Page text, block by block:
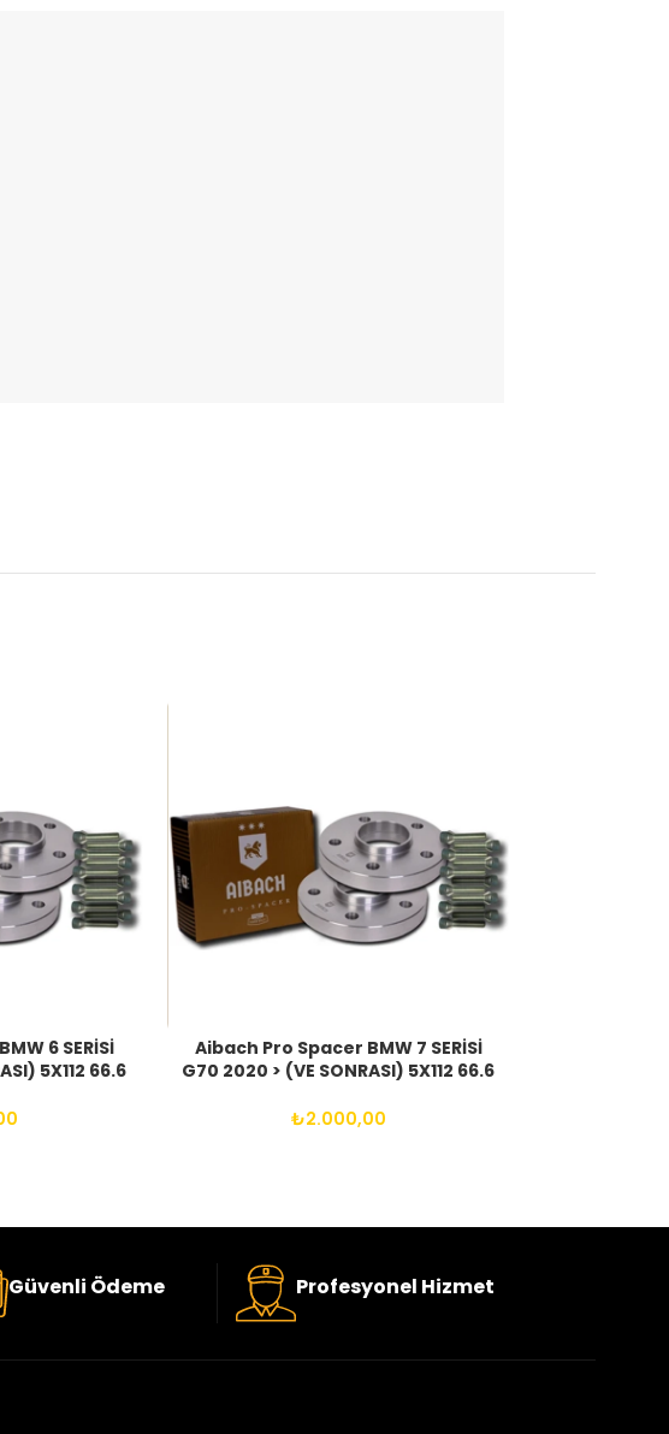
6 SERİSİ
5X112 66.6
Aibach Pro Spacer BMW 7 SERİSİ
G70 2020 > (VE SONRASI) 5X112 66.6
₺2.000,00
Güvenli Ödeme Profesyonel Hizmet